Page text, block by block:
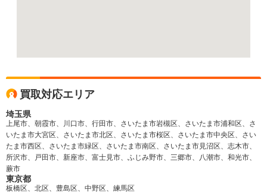
買取対応エリア
埼玉県
上尾市、朝霞市、川口市、行田市、さいたま市岩槻区、さいたま市浦和区、さ
いたま市大宮区、さいたま市北区、さいたま市桜区、さいたま市中央区、さい
たま市西区、さいたま市緑区、さいたま市南区、さいたま市見沼区、志木市、
所沢市、戸田市、新座市、富士見市、ふじみ野市、三郷市、八潮市、和光市、
蕨市
東京都
板橋区、北区、豊島区、中野区、練馬区